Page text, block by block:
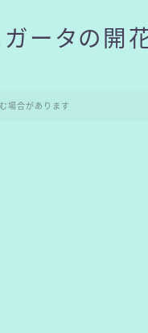
ータの開
場合があります